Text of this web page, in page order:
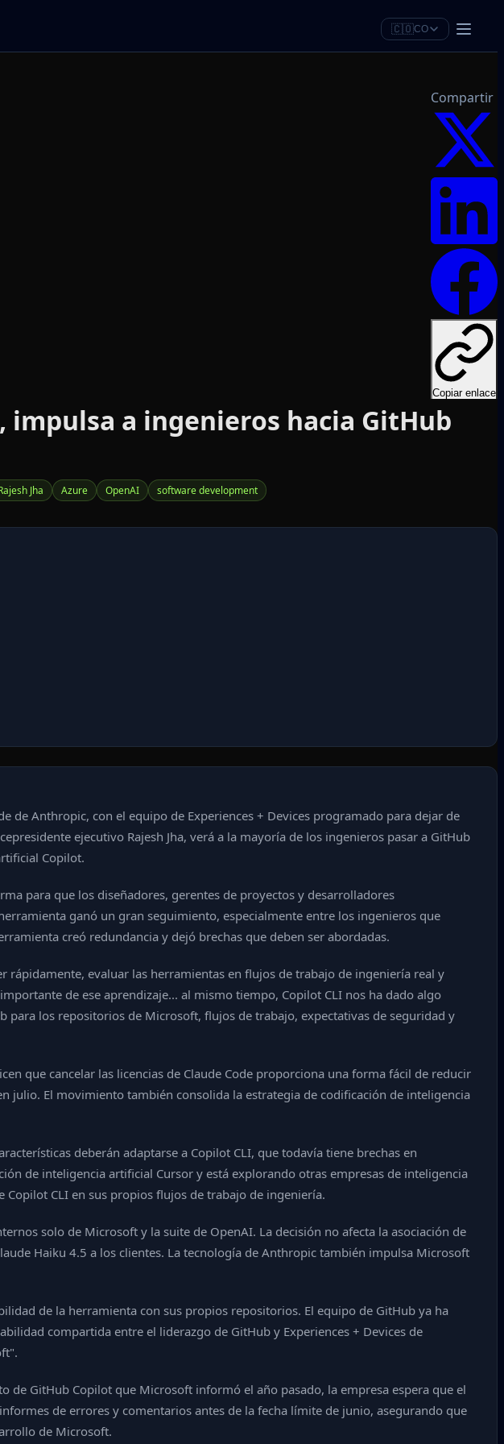
🇨🇴CO
Compartir
Copiar enlace
impulsa a ingenieros hacia GitHub
Jha Azure OpenAI software development
de Anthropic, con el equipo de Experiences + Devices programado para dejar de
ejecutivo Rajesh Jha, verá a la mayoría de los ingenieros pasar a GitHub
Copilot.
para que los diseñadores, gerentes de proyectos y desarrolladores
ganó un gran seguimiento, especialmente entre los ingenieros que
creó redundancia y dejó brechas que deben ser abordadas.
rápidamente, evaluar las herramientas en flujos de trabajo de ingeniería real y
de ese aprendizaje... al mismo tiempo, Copilot CLI nos ha dado algo
los repositorios de Microsoft, flujos de trabajo, expectativas de seguridad y
que cancelar las licencias de Claude Code proporciona una forma fácil de reducir
julio. El movimiento también consolida la estrategia de codificación de inteligencia
deberán adaptarse a Copilot CLI, que todavía tiene brechas en
de inteligencia artificial Cursor y está explorando otras empresas de inteligencia
CLI en sus propios flujos de trabajo de ingeniería.
solo de Microsoft y la suite de OpenAI. La decisión no afecta la asociación de
Haiku 4.5 a los clientes. La tecnología de Anthropic también impulsa Microsoft
de la herramienta con sus propios repositorios. El equipo de GitHub ya ha
compartida entre el liderazgo de GitHub y Experiences + Devices de
de GitHub Copilot que Microsoft informó el año pasado, la empresa espera que el
de errores y comentarios antes de la fecha límite de junio, asegurando que
de Microsoft.